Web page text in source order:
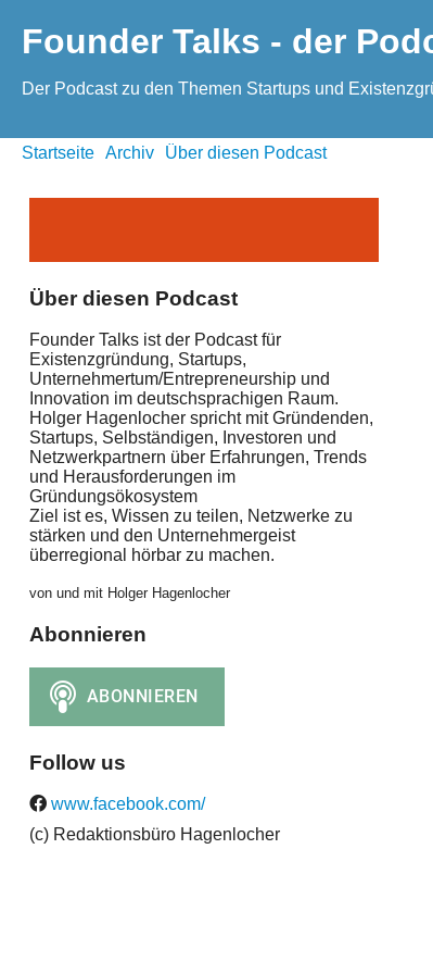
Founder Talks - der
Der Podcast zu den Themen Startups und
Startseite Archiv Über diesen Podcast
Über diesen Podcast
Founder Talks ist der Podcast für
Existenzgründung, Startups,
Unternehmertum/Entrepreneurship und
Innovation im deutschsprachigen Raum.
Holger Hagenlocher spricht mit Gründenden,
Startups, Selbständigen, Investoren und
Netzwerkpartnern über Erfahrungen, Trends
und Herausforderungen im
Gründungsökosystem
Ziel ist es, Wissen zu teilen, Netzwerke zu
stärken und den Unternehmergeist
überregional hörbar zu machen.
von und mit Holger Hagenlocher
Abonnieren
Follow us
www.facebook.com/
(c) Redaktionsbüro Hagenlocher